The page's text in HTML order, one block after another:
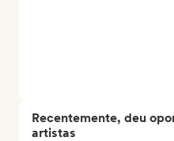
Recentemente, deu
artistas